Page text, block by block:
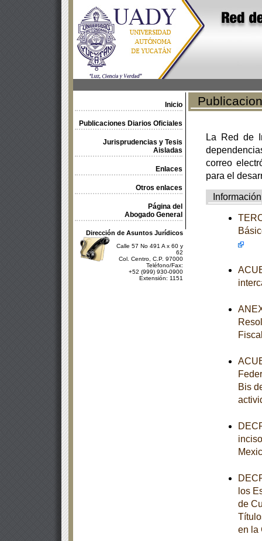
Inicio
Publicaciones Diarios Oficiales
Jurisprudencias y Tesis
Aisladas
Enlaces
Otros enlaces
Página del
Abogado General
Dirección de Asuntos Jurídicos
Calle 57 No 491 A x 60 y
62
Col. Centro, C.P. 97000
Teléfono/Fax:
+52 (999) 930-0900
Extensión: 1151
La Red de
correo
para el
Información
Bis
los
de
en la